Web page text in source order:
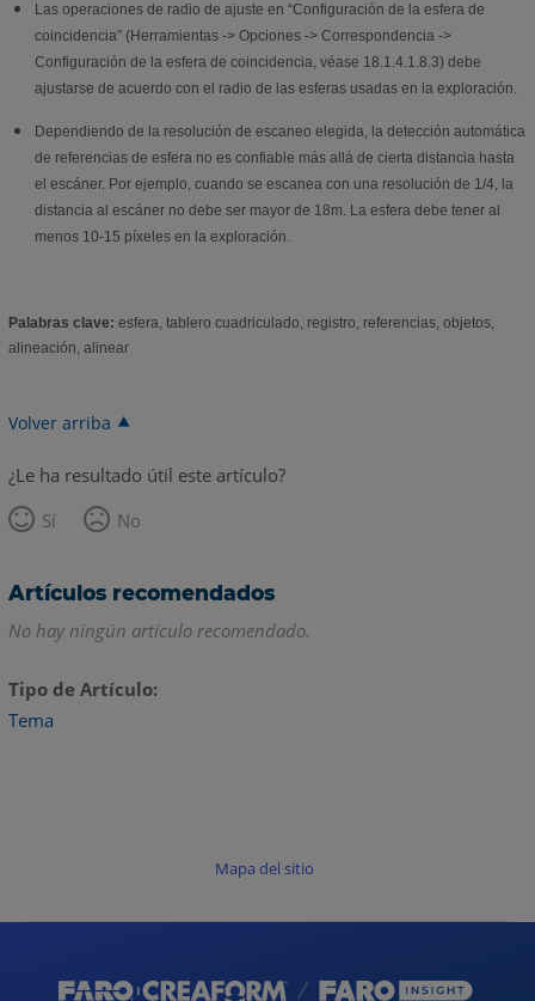
Las operaciones de radio de ajuste en “Configuración de la esfera de
coincidencia” (Herramientas -> Opciones -> Correspondencia ->
Configuración de la esfera de coincidencia, véase 18.1.4.1.8.3) debe
ajustarse de acuerdo con el radio de las esferas usadas en la exploración.
Dependiendo de la resolución de escaneo elegida, la detección automática
de referencias de esfera no es confiable más allá de cierta distancia hasta
el escáner. Por ejemplo, cuando se escanea con una resolución de 1/4, la
distancia al escáner no debe ser mayor de 18m. La esfera debe tener al
menos 10-15 píxeles en la exploración.
Palabras clave: esfera, tablero cuadriculado, registro, referencias, objetos,
alineación, alinear
Volver arriba
¿Le ha resultado útil este artículo?
Sí
No
Artículos recomendados
No hay ningún artículo recomendado.
Tipo de Artículo
Tema
Mapa del sitio